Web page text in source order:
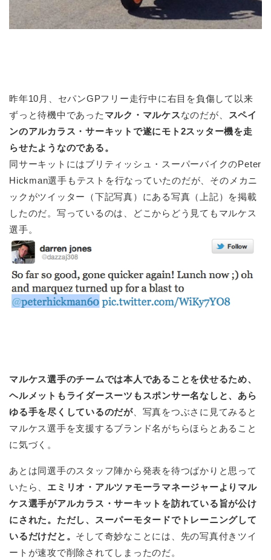
昨年10月、セパンGPフリー走行中に右目を負傷して以来
ずっと待機中であった マルク・マルケスなのだが、
スペイ
ンのアルカラス・サーキットで遂にモト2スッター機を走
らせたようなのである。
同サーキットにはブリティッシュ・スーパーバイクのPeter
Hickman選手もテストを行なっていたのだが、そのメカニ
ックがツイッター（下記写真）にある写真（上記）を掲載
したのだ。写っているのは、どこからどう見てもマルケス
選手。
マルケス選手のチームでは本人であることを伏せるため、
ヘルメットもライダースーツもスポンサー名なしと、あら
ゆる手を尽くしているのだが、写真をつぶさに見てみると
マルケス選手を支援するブランド名がちらほらとあること
に気づく。
あとは同選手のスタッフ陣から発表を待つばかりと思って
いたら、 エミリオ・アルツァモーラマネージャーよりマル
ケス選手がアルカラス・サーキットを訪れている旨が公け
にされた。ただし、スーパーモタードでトレーニングして
いるだけだと。 そして奇妙なことには、先の写真付きツイ
ートが速攻で削除されてしまったのだ。